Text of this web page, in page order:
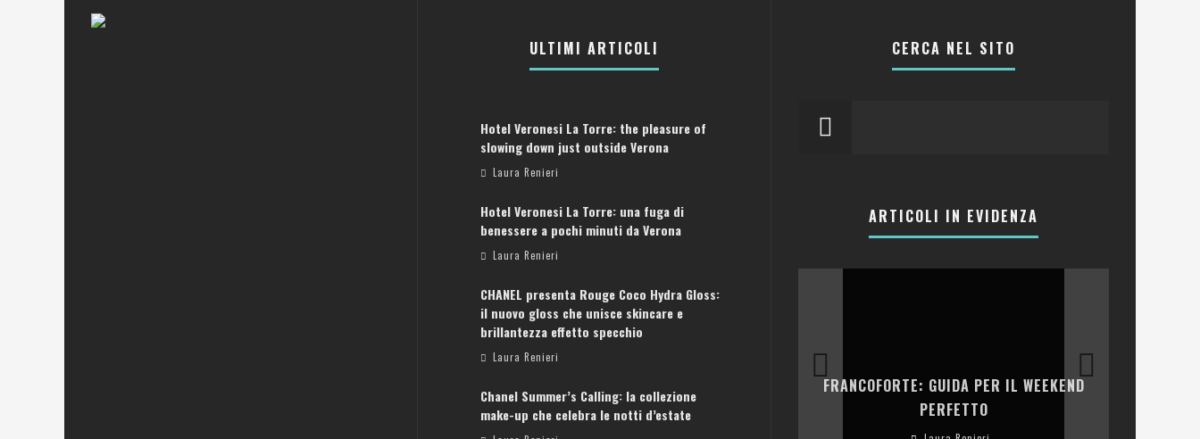
ULTIMI ARTICOLI
Hotel Veronesi La Torre: the pleasure of
slowing down just outside Verona
Laura Renieri
Hotel Veronesi La Torre: una fuga di
benessere a pochi minuti da Verona
Laura Renieri
CHANEL presenta Rouge Coco Hydra Gloss:
il nuovo gloss che unisce skincare e
brillantezza effetto specchio
Laura Renieri
Chanel Summer’s Calling: la collezione
make-up che celebra le notti d’estate
CERCA NEL SITO
ARTICOLI IN EVIDENZA
ATENE: GUIDA PER IL WEEKEND PERFETTO
FRANCOFORTE: GUIDA PER IL WEEKEND
PERFETTO